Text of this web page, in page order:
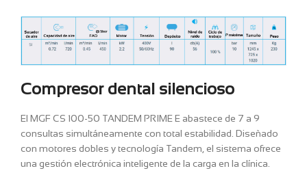
Compresor dental silencioso
El MGF CS 100-50 TANDEM PRIME E abastece de 7 a 9
consultas simultáneamente con total estabilidad. Diseñado
con motores dobles y tecnología Tandem, el sistema ofrece
una gestión electrónica inteligente de la carga en la clínica.